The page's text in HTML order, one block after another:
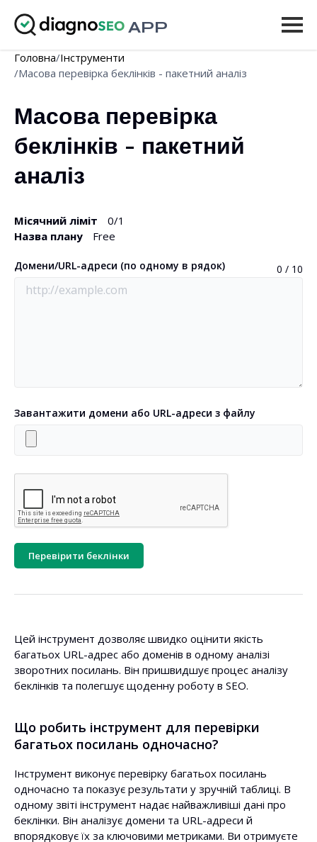
APP
Інструменти
Головна/Інструменти
/Масова перевірка беклінків - пакетний аналіз
Масова перевірка
беклінків - пакетний
аналіз
Місячний ліміт 0/1
Назва плану
Free
Домени/URL-адреси (по одному в рядок) 0 / 10
Завантажити домени або URL-адреси з файлу
Перевірити беклінки
Цей інструмент дозволяє швидко оцінити якість
багатьох URL-адрес або доменів в одному аналізі
зворотних посилань. Він пришвидшує процес аналізу
беклінків та полегшує щоденну роботу в SEO.
Що робить інструмент для перевірки
багатьох посилань одночасно?
Інструмент виконує перевірку багатьох посилань
одночасно та показує результати у зручній таблиці. В
одному звіті інструмент надає найважливіші дані про
беклінки. Він аналізує домени та URL-адреси й
впорядковує їх за ключовими метриками. Ви отримуєте